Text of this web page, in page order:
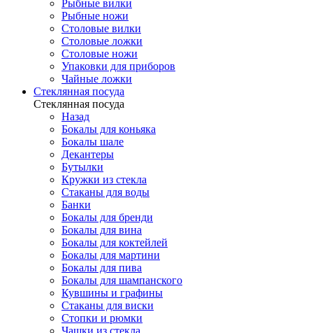
Рыбные вилки
Рыбные ножи
Столовые вилки
Столовые ложки
Столовые ножи
Упаковки для приборов
Чайные ложки
Стеклянная посуда
Стеклянная посуда
Назад
Бокалы для коньяка
Бокалы шале
Декантеры
Бутылки
Кружки из стекла
Стаканы для воды
Банки
Бокалы для бренди
Бокалы для вина
Бокалы для коктейлей
Бокалы для мартини
Бокалы для пива
Бокалы для шампанского
Кувшины и графины
Стаканы для виски
Стопки и рюмки
Чашки из стекла